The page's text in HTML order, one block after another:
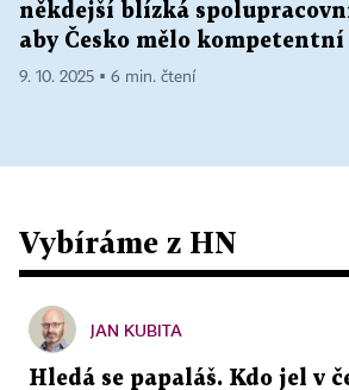
někdejší blízká
aby Česko mělo
9. 10. 2025 ▪ 6 min. čtení
Vybíráme z HN
JAN KUBITA
Hledá se papaláš. Kdo jel v